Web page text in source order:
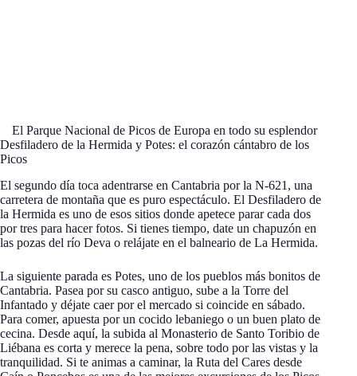
El Parque Nacional de Picos de Europa en todo su esplendor
Desfiladero de la Hermida y Potes: el corazón cántabro de los
Picos
El segundo día toca adentrarse en Cantabria por la N-621, una
carretera de montaña que es puro espectáculo. El Desfiladero de
la Hermida es uno de esos sitios donde apetece parar cada dos
por tres para hacer fotos. Si tienes tiempo, date un chapuzón en
las pozas del río Deva o relájate en el balneario de La Hermida.
La siguiente parada es Potes, uno de los pueblos más bonitos de
Cantabria. Pasea por su casco antiguo, sube a la Torre del
Infantado y déjate caer por el mercado si coincide en sábado.
Para comer, apuesta por un cocido lebaniego o un buen plato de
cecina. Desde aquí, la subida al Monasterio de Santo Toribio de
Liébana es corta y merece la pena, sobre todo por las vistas y la
tranquilidad. Si te animas a caminar, la Ruta del Cares desde